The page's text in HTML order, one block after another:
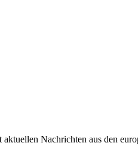
Nachrichten aus den